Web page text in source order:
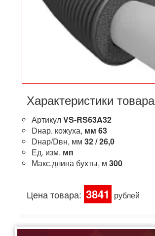
Характеристики товара
АртикулVS-RS63A32
Dнар. кожуха, мм 63
Dнар/Dвн, мм 32 / 26,0
Ед. изм. мп
Макс.длина бухты, м 300
Цена товара: 3841 рублей